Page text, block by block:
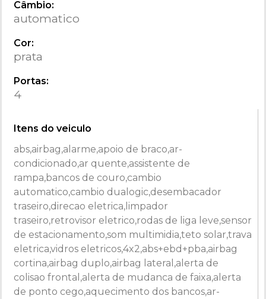
Câmbio:
automatico
Cor:
prata
Portas:
4
Itens do veiculo
abs,airbag,alarme,apoio de braco,ar-
condicionado,ar quente,assistente de
rampa,bancos de couro,cambio
automatico,cambio dualogic,desembacador
traseiro,direcao eletrica,limpador
traseiro,retrovisor eletrico,rodas de liga leve,sensor
de estacionamento,som multimidia,teto solar,trava
eletrica,vidros eletricos,4x2,abs+ebd+pba,airbag
cortina,airbag duplo,airbag lateral,alerta de
colisao frontal,alerta de mudanca de faixa,alerta
de ponto cego,aquecimento dos bancos,ar-